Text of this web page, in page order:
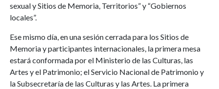
sexual y Sitios de Memoria, Territorios” y “Gobiernos
locales”.
Ese mismo día, en una sesión cerrada para los Sitios de
Memoria y participantes internacionales, la primera mesa
estará conformada por el Ministerio de las Culturas, las
Artes y el Patrimonio; el Servicio Nacional de Patrimonio y
la Subsecretaría de las Culturas y las Artes. La primera